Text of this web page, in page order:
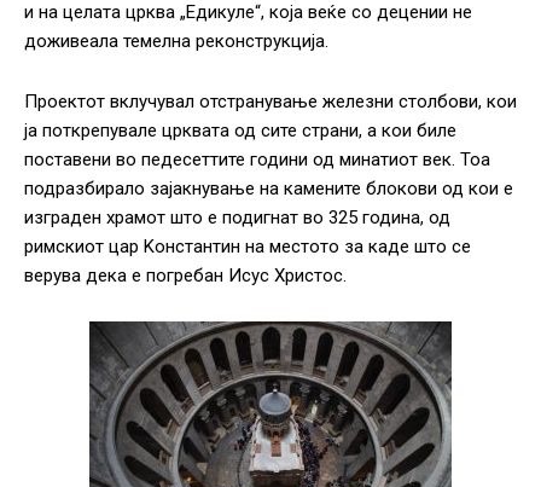
и на целата црква „Едикуле“, која веќе со децении не
доживеала темелна реконструкција.
Проектот вклучувал отстранување железни столбови, кои
ја поткрепувале црквата од сите страни, а кои биле
поставени во педесеттите години од минатиот век. Тоа
подразбирало зајакнување на камените блокови од кои е
изграден храмот што е подигнат во 325 година, од
римскиот цар Kонстантин на местото за каде што се
верува дека е погребан Исус Христос.